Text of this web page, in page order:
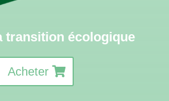
transition écologique
Acheter